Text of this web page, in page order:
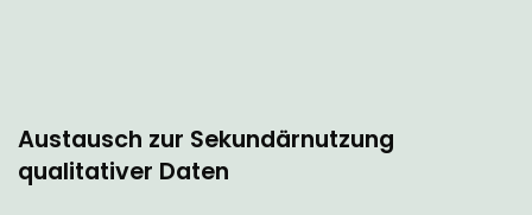
Austausch zur Sekundärnutzung
qualitativer Daten